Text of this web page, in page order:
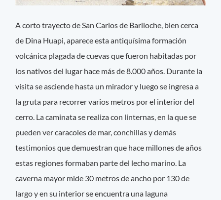
A corto trayecto de San Carlos de Bariloche, bien cerca
de Dina Huapi, aparece esta antiquísima formación
volcánica plagada de cuevas que fueron habitadas por
los nativos del lugar hace más de 8.000 años. Durante la
visita se asciende hasta un mirador y luego se ingresa a
la gruta para recorrer varios metros por el interior del
cerro. La caminata se realiza con linternas, en la que se
pueden ver caracoles de mar, conchillas y demás
testimonios que demuestran que hace millones de años
estas regiones formaban parte del lecho marino. La
caverna mayor mide 30 metros de ancho por 130 de
largo y en su interior se encuentra una laguna